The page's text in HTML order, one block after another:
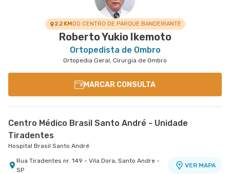
Rua Fernando Falcao nr. 1222 - Mooca, Sao Paulo
2.2 KMDO CENTRO DE PARQUE BANDEIRANTE
Roberto Yukio Ikemoto
Ortopedista de Ombro
Ortopedia Geral, Cirurgia de Ombro
MARCAR CONSULTA
Centro Médico Brasil Santo André - Unidade
Tiradentes
Hospital Brasil Santo André
Rua Tiradentes nr. 149 - Vila Dora, Santo Andre -
SP
VER MAPA